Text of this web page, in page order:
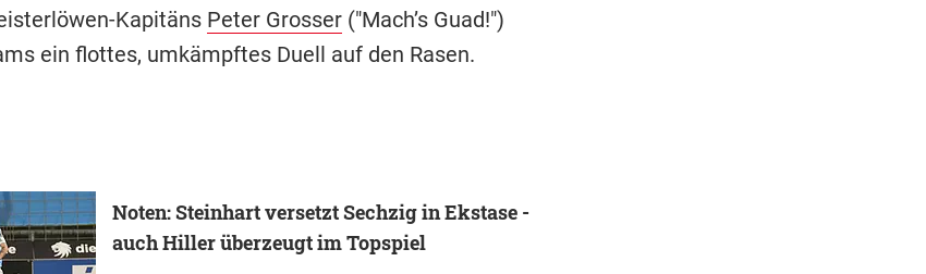
Kapitäns Peter Grosser("Mach’s Guad!")
ein flottes, umkämpftes Duell auf den Rasen.
Noten: Steinhart versetzt Sechzig in Ekstase -
auch Hiller überzeugt im Topspiel